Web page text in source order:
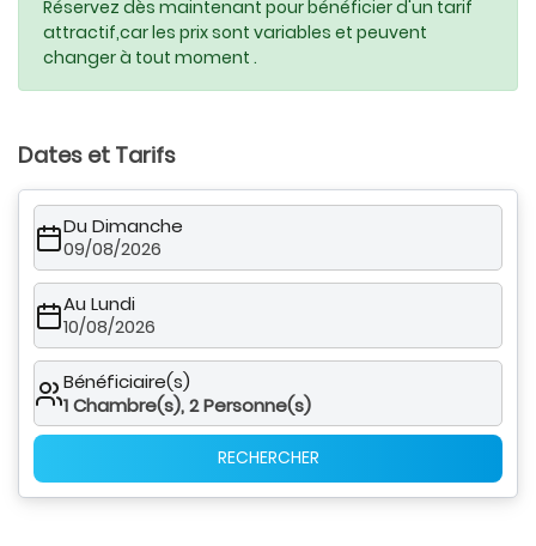
Réservez dès maintenant pour bénéficier d'un tarif
attractif,car les prix sont variables et peuvent
changer à tout moment .
Dates et Tarifs
Du Dimanche
09/08/2026
Au Lundi
10/08/2026
Bénéficiaire(s)
1Chambre(s),2Personne(s)
RECHERCHER